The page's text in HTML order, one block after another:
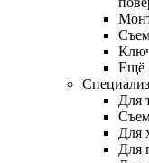
Ещё
Для
Для
Для